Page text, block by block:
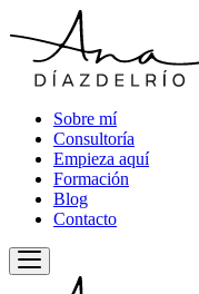
Sobre mí
Consultoría
Empieza aquí
Formación
Blog
Contacto